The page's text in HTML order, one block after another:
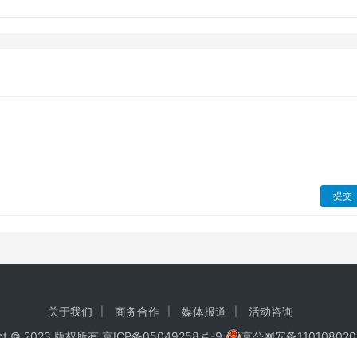
提交
关于我们 商务合作 媒体报道
活动咨询